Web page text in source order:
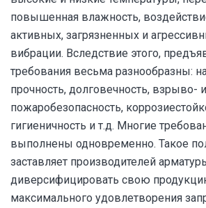
повышенная влажность,
активных, загрязненных и
вибрации. Вследствие этого,
требования весьма разнообразны:
прочность, долговечность, взрыво- и
пожаробезопасность,
гигиеничность и т.д. Многие
выполнены одновременно. Такое
заставляет производителей
диверсифицировать свою
максимального удовлетворения